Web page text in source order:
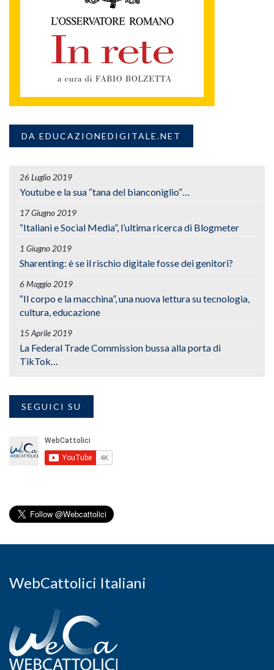
DA EDUCAZIONEDIGITALE.NET
26 Luglio 2019
Youtube e la sua “tana del bianconiglio”…
17 Giugno 2019
“Italiani e Social Media”, l’ultima ricerca di Blogmeter
1 Giugno 2019
Sharenting: è se il rischio digitale fosse dei genitori?
6 Maggio 2019
“Il corpo e la macchina”, una nuova lettura su tecnologia,
cultura, educazione
15 Aprile 2019
La Federal Trade Commission bussa alla porta di
TikTok…
SEGUICI SU
WebCattolici Italiani